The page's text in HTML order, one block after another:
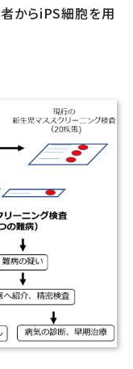
からiPS細胞を用